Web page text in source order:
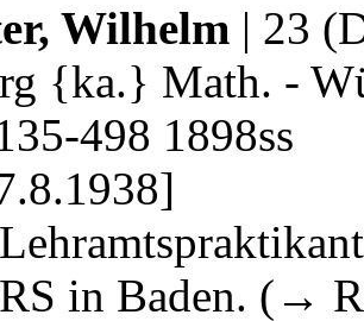
Wilhelm | 23
{ka.} Math. -
498 1898ss
in Baden. (→